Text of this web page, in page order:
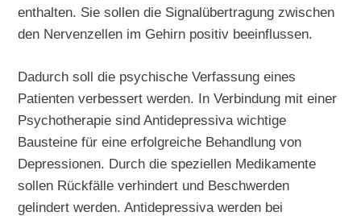
enthalten. Sie sollen die Signalübertragung zwischen
den Nervenzellen im Gehirn positiv beeinflussen.
Dadurch soll die psychische Verfassung eines
Patienten verbessert werden. In Verbindung mit einer
Psychotherapie sind Antidepressiva wichtige
Bausteine für eine erfolgreiche Behandlung von
Depressionen. Durch die speziellen Medikamente
sollen Rückfälle verhindert und Beschwerden
gelindert werden. Antidepressiva werden bei